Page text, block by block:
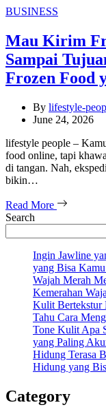
Categories
BUSINESS
Mau Kirim
Sampai
Frozen Food
By lifestyle-
June 24, 2026
lifestyle people –
food online, tapi
di tangan. Nah,
bikin…
Read More
Search
Ingin Jawline
yang Bisa
Wajah Merah
Kemerahan
Kulit Bertekstur
Tahu Cara
Tone Kulit Apa
yang Paling
Hidung Terasa
Hidung yang
Category